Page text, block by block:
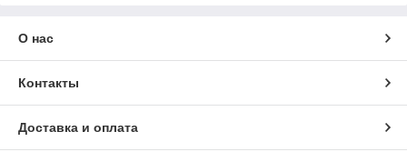
О нас
Контакты
Доставка и оплата